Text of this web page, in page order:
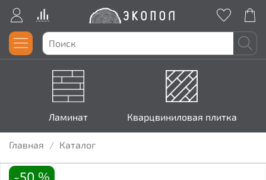
Ламинат Кварцвиниловая плитка
Главная Каталог
-50 %